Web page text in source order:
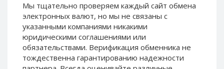
Мы тщательно проверяем каждый сайт обмена
электронных валют, но мы не связаны c
указанными компаниями никакими
юридическими соглашениями или
обязательствами. Верификация обменника не
тождественна гарантированию надежности
Paymer RUB
Paymer UAH
Capitalist USD
Capitalist RUB
Capitalist EUR
Paymer RUB
Capitalist USD
Capitalist RUB
Capitalist EUR